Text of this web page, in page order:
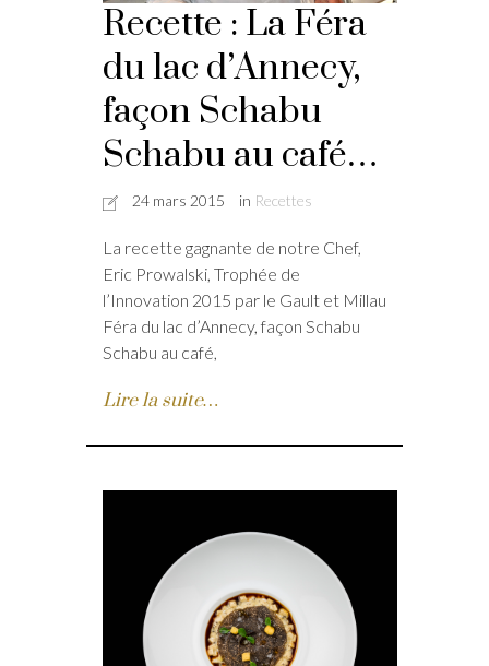
Recette : La Féra
du lac d’Annecy,
façon Schabu
Schabu au café…
24 mars 2015 in Recettes
La recette gagnante de notre Chef,
Eric Prowalski, Trophée de
l’Innovation 2015 par le Gault et Millau
Féra du lac d’Annecy, façon Schabu
Schabu au café,
Lire la suite…